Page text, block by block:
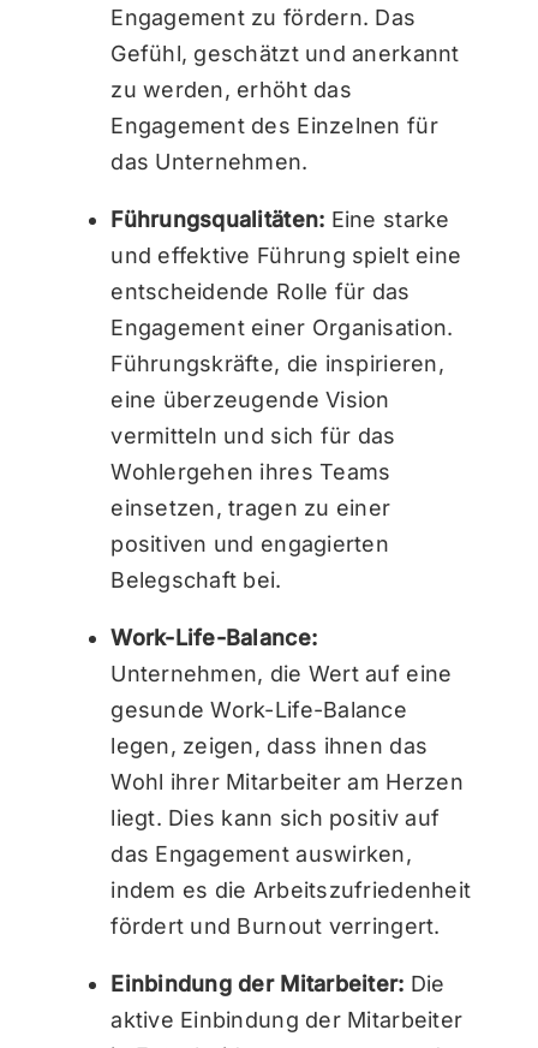
Engagement zu fördern. Das
Gefühl, geschätzt und anerkannt
zu werden, erhöht das
Engagement des Einzelnen für
das Unternehmen.
Führungsqualitäten: Eine starke
und effektive Führung spielt eine
entscheidende Rolle für das
Engagement einer Organisation.
Führungskräfte, die inspirieren,
eine überzeugende Vision
vermitteln und sich für das
Wohlergehen ihres Teams
einsetzen, tragen zu einer
positiven und engagierten
Belegschaft bei.
Work-Life-Balance:
Unternehmen, die Wert auf eine
gesunde Work-Life-Balance
legen, zeigen, dass ihnen das
Wohl ihrer Mitarbeiter am Herzen
liegt. Dies kann sich positiv auf
das Engagement auswirken,
indem es die Arbeitszufriedenheit
fördert und Burnout verringert.
Einbindung der Mitarbeiter: Die
aktive Einbindung der Mitarbeiter